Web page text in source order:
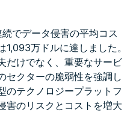
でデータ侵害の平均コス
1,093万ドルに達しました。
だけでなく、重要なサービ
セクターの脆弱性を強調し
のテクノロジープラットフ
害のリスクとコストを増大